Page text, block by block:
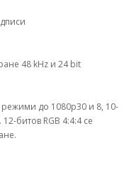
48 kHz и 24 bit
режими до 1080p30 и 8, 10-
битов RGB 4:4:4 се